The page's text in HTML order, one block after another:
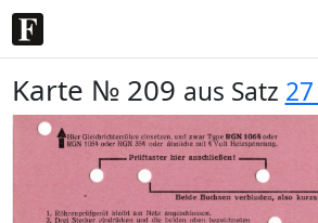
Karte № 209 aus Satz